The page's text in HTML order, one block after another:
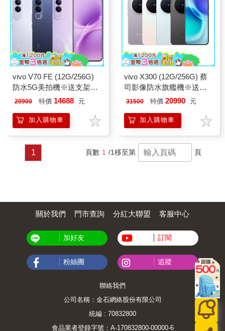
vivo V70 FE (12G/256G)
防水5G美拍機※送支架
+內附保護殼※
20900 特價 14688 元
加入購物車
vivo X300 (12G/256G) 蔡
司影像防水旗艦機※送支
架+內附保護殼※
31500 特價 20990 元
加入購物車
1 頁數 1 /1移至第 頁
關於我們 門市查詢 分紅大聯盟 客服中心
加好友 訂閱
粉絲團 追蹤
聯絡我們
公司名稱：金石網絡股份有限公司
統編 : 70832800
食品業者登錄字號：A-170832800-00000-6